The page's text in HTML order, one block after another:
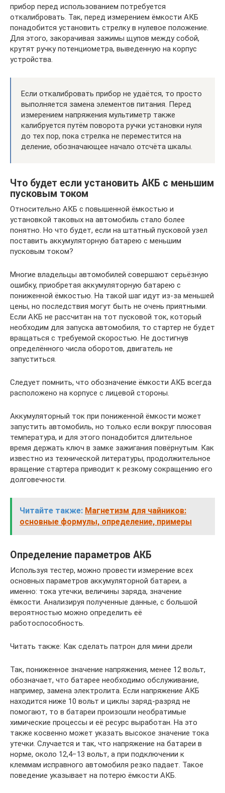
прибор перед использованием потребуется
откалибровать. Так, перед измерением ёмкости АКБ
понадобится установить стрелку в нулевое положение.
Для этого, закорачивая зажимы щупов между собой,
крутят ручку потенциометра, выведенную на корпус
устройства.
Если откалибровать прибор не удаётся, то просто
выполняется замена элементов питания. Перед
измерением напряжения мультиметр также
калибруется путём поворота ручки установки нуля
до тех пор, пока стрелка не переместится на
деление, обозначающее начало отсчёта шкалы.
Что будет если установить АКБ с меньшим
пусковым током
Относительно АКБ с повышенной ёмкостью и
установкой таковых на автомобиль стало более
понятно. Но что будет, если на штатный пусковой узел
поставить аккумуляторную батарею с меньшим
пусковым током?
Многие владельцы автомобилей совершают серьёзную
ошибку, приобретая аккумуляторную батарею с
пониженной ёмкостью. На такой шаг идут из-за меньшей
цены, но последствия могут быть не очень приятными.
Если АКБ не рассчитан на тот пусковой ток, который
необходим для запуска автомобиля, то стартер не будет
вращаться с требуемой скоростью. Не достигнув
определённого числа оборотов, двигатель не
запуститься.
Следует помнить, что обозначение ёмкости АКБ всегда
расположено на корпусе с лицевой стороны.
Аккумуляторный ток при пониженной ёмкости может
запустить автомобиль, но только если вокруг плюсовая
температура, и для этого понадобится длительное
время держать ключ в замке зажигания повёрнутым. Как
известно из технической литературы, продолжительное
вращение стартера приводит к резкому сокращению его
долговечности.
Читайте также: Магнетизм для чайников:
основные формулы, определение, примеры
Определение параметров АКБ
Используя тестер, можно провести измерение всех
основных параметров аккумуляторной батареи, а
именно: тока утечки, величины заряда, значение
ёмкости. Анализируя полученные данные, с большой
вероятностью можно определить её
работоспособность.
Читать также: Как сделать патрон для мини дрели
Так, пониженное значение напряжения, менее 12 вольт,
обозначает, что батарее необходимо обслуживание,
например, замена электролита. Если напряжение АКБ
находится ниже 10 вольт и циклы заряд-разряд не
помогают, то в батареи произошли необратимые
химические процессы и её ресурс выработан. На это
также косвенно может указать высокое значение тока
утечки. Случается и так, что напряжение на батареи в
норме, около 12,4−13 вольт, а при подключении к
клеммам исправного автомобиля резко падает. Такое
поведение указывает на потерю ёмкости АКБ.